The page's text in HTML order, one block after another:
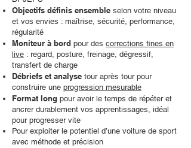
Objectifs définis ensemble selon votre niveau
et vos envies : maîtrise, sécurité, performance,
régularité
Moniteur à bord pour des corrections fines en
live : regard, posture, freinage, dégressif,
transfert de charge
Débriefs et analyse tour après tour pour
construire une progression mesurable
Format long pour avoir le temps de répéter et
ancrer durablement vos apprentissages, idéal
pour progresser vite
Pour exploiter le potentiel d’une voiture de sport
avec méthode et précision